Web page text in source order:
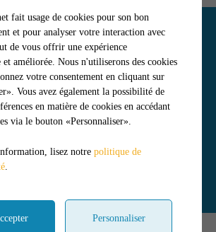
fait usage de cookies pour son bon
et pour analyser votre interaction avec
de vous offrir une expérience
et améliorée. Nous n'utiliserons des cookies
votre consentement en cliquant sur
Vous avez également la possibilité de
en matière de cookies en accédant
via le bouton «Personnaliser».
lisez notre politique de
.
Personnaliser